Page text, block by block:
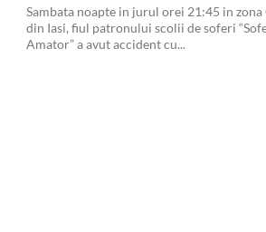
Sambata noapte in jurul orei 21:45 in zona
din Iasi, fiul patronului scolii de soferi
Amator” a avut accident cu...